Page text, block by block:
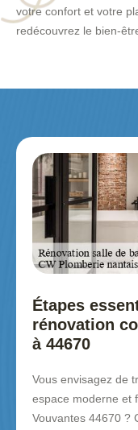
votre confort et votre
redécouvrez le bien-
Étapes
rénovation
à 44670
Vous envisagez de
espace moderne et
Vouvantes 44670 ?